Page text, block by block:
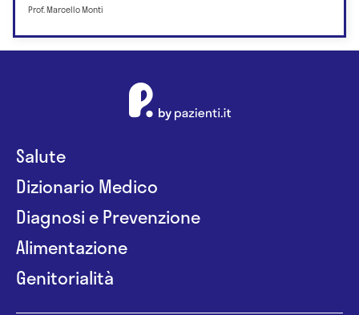
Prof. Marcello Monti
Salute
Dizionario Medico
Diagnosi e Prevenzione
Alimentazione
Genitorialità